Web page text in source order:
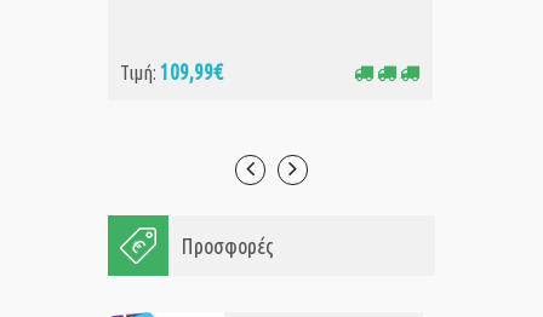
Τιμή: 109,99€
Προσφορές